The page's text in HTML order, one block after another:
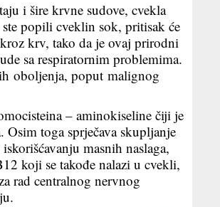
i šire krvne sudove, cvekla
popili cveklin sok, pritisak će
krv, tako da je ovaj prirodni
sa respiratornim problemima.
oboljenja, poput malignog
– aminokiseline čiji je
toga sprječava skupljanje
masnih naslaga,
koji se takođe nalazi u cvekli,
rad centralnog nervnog